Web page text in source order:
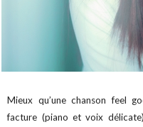
Mieux qu’une chanson feel
facture (piano et voix